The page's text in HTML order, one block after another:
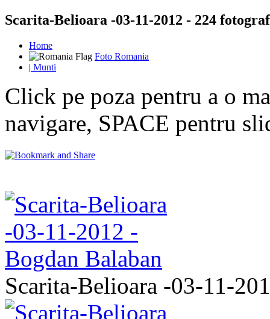
Scarita-Belioara -03-11-2012 - 224
Home
Foto Romania
| Munti
Click pe poza pentru a o
navigare, SPACE pentru
Scarita-Belioara -03-11-